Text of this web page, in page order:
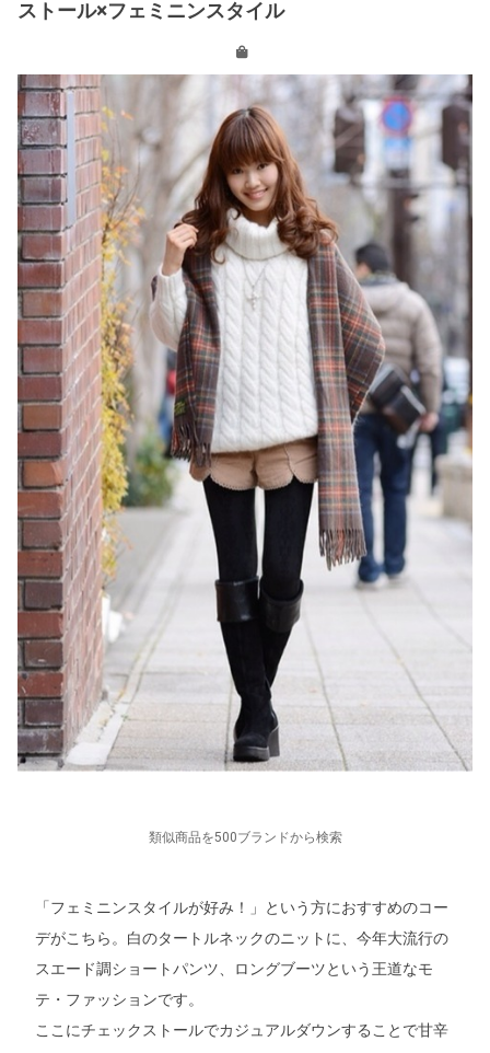
ストール×フェミニンスタイル
類似商品を500ブランドから検索
「フェミニンスタイルが好み！」という方におすすめのコー
デがこちら。白のタートルネックのニットに、今年大流行の
スエード調ショートパンツ、ロングブーツという王道なモ
テ・ファッションです。
ここにチェックストールでカジュアルダウンすることで甘辛